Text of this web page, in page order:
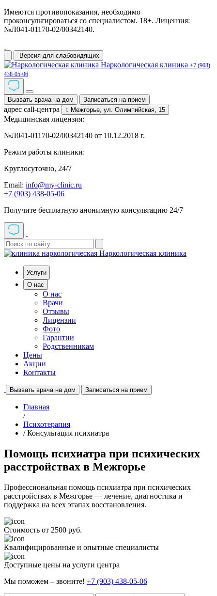
Имеются противопоказания, необходимо
проконсультироваться со специалистом. 18+. Лицензия:
№Л041-01170-02/00342140.
Версия для слабовидящих
Наркологическая клиника +7 (903)
438-05-06
Вызвать врача на дом Записаться на прием
адрес call-центра г. Межгорье, ул. Олимпийская, 15
Медицинская лицензия:
№Л041-01170-02/00342140 от 10.12.2018 г.
Режим работы клиники:
Круглосуточно, 24/7
Email: info@my-clinic.ru
+7 (903) 438-05-06
Получите бесплатную анонимную консультацию 24/7
Наркологическая клиника
Услуги
О нас
О нас
Врачи
Отзывы
Лицензии
Фото
Гарантии
Родственникам
Цены
Акции
Контакты
Вызвать врача на дом Записаться на прием
Главная
/
Психотерапия
/ Консультация психиатра
Помощь психиатра при психических
расстройствах в Межгорье
Профессиональная помощь психиатра при психических
расстройствах в Межгорье — лечение, диагностика и
поддержка на всех этапах восстановления.
Стоимость от 2500 руб.
Квалифицированные и опытные специалисты
Доступные цены на услуги центра
Мы поможем – звоните! +7 (903) 438-05-06